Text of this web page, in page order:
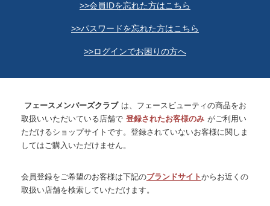
フェースメンバーズクラブ は、フェースビューティの商品をお
取扱いいただいている店舗で 登録されたお客様のみ がご利用い
ただけるショップサイトです。登録されていないお客様に関しま
してはご購入いただけません。
会員登録をご希望のお客様は下記のブランドサイトからお近くの
取扱い店舗を検索していただけます。
>>会員IDを忘れた方はこちら
>>パスワードを忘れた方はこちら
>>ログインでお困りの方へ